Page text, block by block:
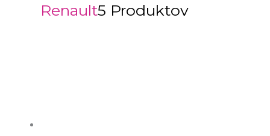
Renault5 Produktov